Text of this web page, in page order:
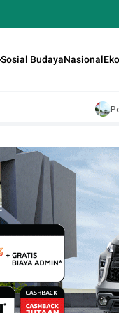
Sosial BudayaNasional
Pendaftaran Peserta